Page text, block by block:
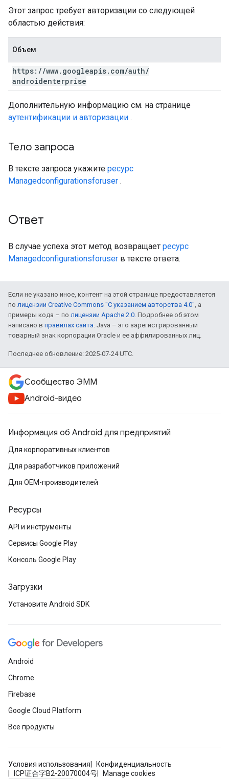
Этот запрос требует авторизации со следующей
областью действия:
Объем
https: //www. googleapis. com/auth/
androidenterprise
Дополнительную информацию см. на странице
аутентификации и авторизации .
Тело запроса
В тексте запроса укажите ресурс
Managedconfigurationsforuser .
Ответ
В случае успеха этот метод возвращает ресурс
Managedconfigurationsforuser в тексте ответа.
Если не указано иное, контент на этой странице предоставляется
по лицензии Creative Commons "С указанием авторства 4.0", а
примеры кода – по лицензии Apache 2.0. Подробнее об этом
написано в правилах сайта. Java – это зарегистрированный
товарный знак корпорации Oracle и ее аффилированных лиц.
Последнее обновление: 2025-07-24 UTC.
Сообщество ЭММ
Android-видео
Информация об Android для предприятий
Для корпоративных клиентов
Для разработчиков приложений
Для OEM-производителей
Ресурсы
API и инструменты
Сервисы Google Play
Консоль Google Play
Загрузки
Установите Android SDK
Android
Chrome
Firebase
Google Cloud Platform
Все продукты
Условия использования
Конфиденциальность
ICP证合字B2-20070004号
Manage cookies